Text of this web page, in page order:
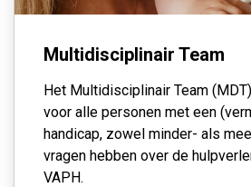
Multidisciplinair Team
Het Multidisciplinair Team
voor alle personen met een
handicap, zowel minder- als
vragen hebben over de
VAPH.